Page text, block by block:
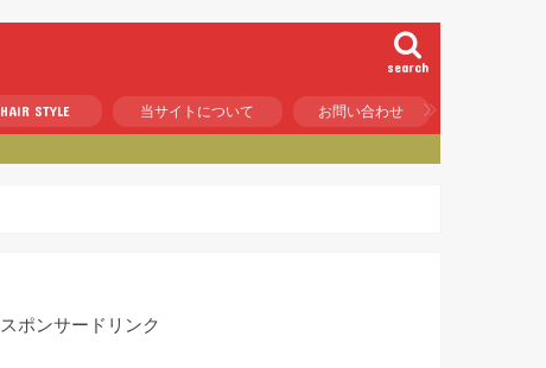
search
HAIR STYLE 当サイトについて お問い合わせ
スポンサードリンク